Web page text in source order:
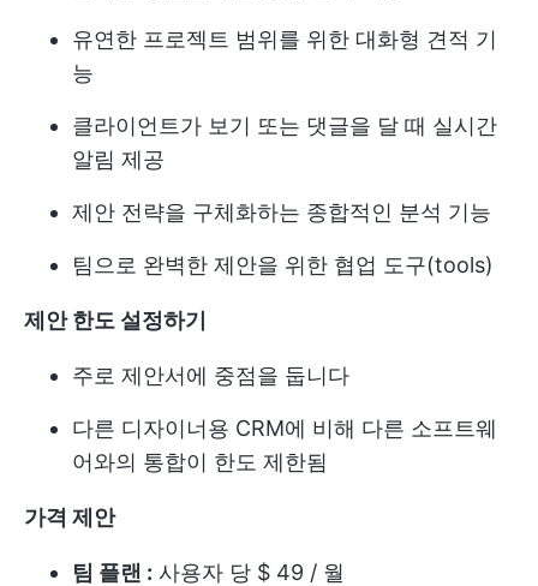
유연한 프로젝트 범위를 위한 대화형 견적 기
능
클라이언트가 보기 또는 댓글을 달 때 실시간
알림 제공
제안 전략을 구체화하는 종합적인 분석 기능
팀으로 완벽한 제안을 위한 협업 도구(tools)
제안 한도 설정하기
주로 제안서에 중점을 둡니다
다른 디자이너용 CRM에 비해 다른 소프트웨
어와의 통합이 한도 제한됨
가격 제안
팀 플랜 : 사용자 당 $ 49 / 월